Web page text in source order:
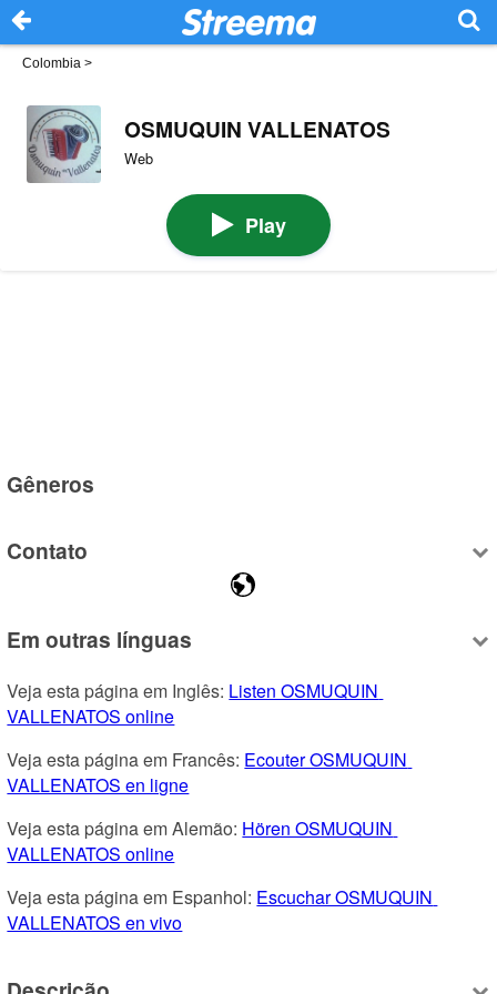
Colombia >
OSMUQUIN VALLENATOS
Web
Play
Gêneros
Contato
Em outras línguas
Veja esta página em Inglês: Listen OSMUQUIN
VALLENATOS online
Veja esta página em Francês: Ecouter OSMUQUIN
VALLENATOS en ligne
Veja esta página em Alemão: Hören OSMUQUIN
VALLENATOS online
Veja esta página em Espanhol: Escuchar OSMUQUIN
VALLENATOS en vivo